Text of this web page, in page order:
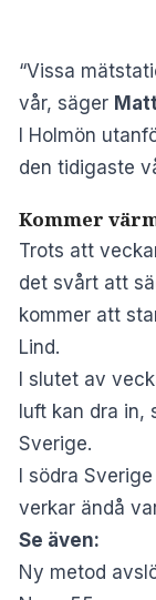
“Vissa
vår, säger
I Holmön
den tidigaste
Kommer
Trots att
det svårt att
kommer att
Lind.
I slutet av
luft kan dra in,
Sverige.
I södra
verkar ändå
Se även:
Ny metod